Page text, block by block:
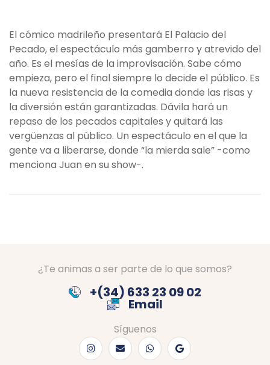
El cómico madrileño presentará El Palacio del
Pecado, el espectáculo más gamberro y atrevido del
año. Es el mesías de la improvisación. Sabe cómo
empieza, pero el final siempre lo decide el público. Es
la nueva resistencia de la comedia donde las risas y
la diversión están garantizadas. Dávila hará un
repaso de los pecados capitales y quitará las
vergüenzas al público. Un espectáculo en el que la
gente va a liberarse, donde “la mierda sale” -como
menciona Juan en su show-.
¿Te animas a ser parte de lo que somos?
+(34) 633 23 09 02
Email
Síguenos